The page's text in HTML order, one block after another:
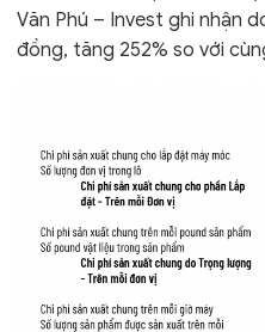
Văn Phú – Invest ghi nhận
đồng, tăng 252% so với